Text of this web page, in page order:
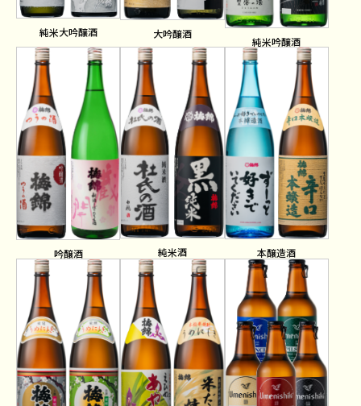
純米大吟醸酒 大吟醸酒
純米吟醸酒
吟醸酒 純米酒 本醸造酒